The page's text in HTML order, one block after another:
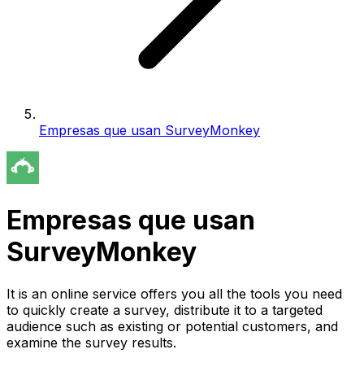
Empresas que usan SurveyMonkey
Empresas que usan
SurveyMonkey
It is an online service offers you all the tools you need
to quickly create a survey, distribute it to a targeted
audience such as existing or potential customers, and
examine the survey results.